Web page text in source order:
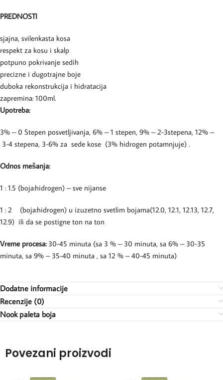
PREDNOSTI
sjajna, svilenkasta kosa
respekt za kosu i skalp
potpuno pokrivanje sedih
precizne i dugotrajne boje
duboka rekonstrukcija i hidratacija
zapremina: 100ml.
Upotreba:
3% – 0 Stepen posvetljivanja, 6% – 1 stepen, 9% – 2-3stepena, 12% –
3-4 stepena, 3-6% za sede kose (3% hidrogen potamnjuje) .
Odnos mešanja:
1 : 1.5 (boja:hidrogen) – sve nijanse
1 : 2 (boja:hidrogen) u izuzetno svetlim bojama(12.0, 12.1, 12.13, 12.7,
12.9) ili da se postigne ton na ton
Vreme procesa:30-45 minuta (sa 3 % – 30 minuta, sa 6% – 30-35
minuta, sa 9% – 35-40 minuta , sa 12 % – 40-45 minuta)
Dodatne informacije
Recenzije (0)
Nook paleta boja
Povezani proizvodi